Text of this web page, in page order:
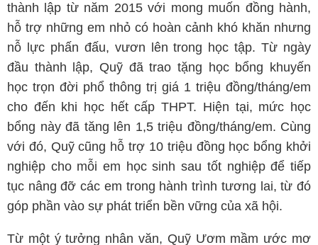
thành lập từ năm 2015 với mong muốn đồng hành,
hỗ trợ những em nhỏ có hoàn cảnh khó khăn nhưng
nỗ lực phấn đấu, vươn lên trong học tập. Từ ngày
đầu thành lập, Quỹ đã trao tặng học bổng khuyến
học trọn đời phổ thông trị giá 1 triệu đồng/tháng/em
cho đến khi học hết cấp THPT. Hiện tại, mức học
bổng này đã tăng lên 1,5 triệu đồng/tháng/em. Cùng
với đó, Quỹ cũng hỗ trợ 10 triệu đồng học bổng khởi
nghiệp cho mỗi em học sinh sau tốt nghiệp để tiếp
tục nâng đỡ các em trong hành trình tương lai, từ đó
góp phần vào sự phát triển bền vững của xã hội.
Từ một ý tưởng nhân văn, Quỹ Ươm mầm ước mơ